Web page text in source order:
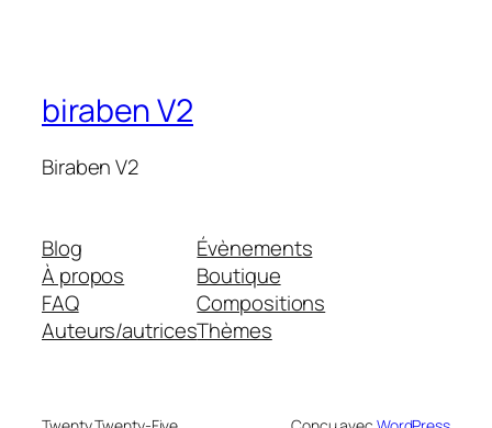
biraben V2
Biraben V2
Blog
À propos
FAQ
Auteurs/autrices
Évènements
Boutique
Compositions
Thèmes